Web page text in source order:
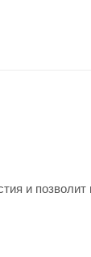
и позволит